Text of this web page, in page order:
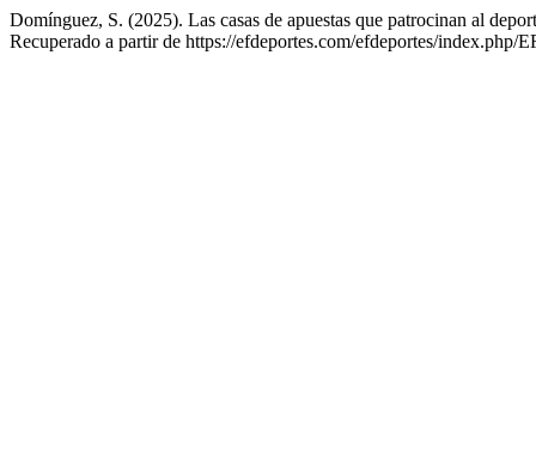
Domínguez, S. (2025). Las casas de apuestas que patrocinan al
Recuperado a partir de https://efdeportes.com/efdeportes/index.php/